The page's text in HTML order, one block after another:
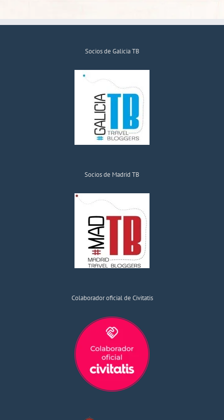
Socios de Galicia TB
Socios de Madrid TB
Colaborador oficial de Civitatis